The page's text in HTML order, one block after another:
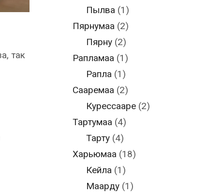
так
Пылва (1)
Пярнумаа (2)
Пярну (2)
Рапламаа (1)
Рапла (1)
Сааремаа (2)
Курессааре (2)
Тартумаа (4)
Тарту (4)
Харьюмаа (18)
Кейла (1)
Маарду (1)